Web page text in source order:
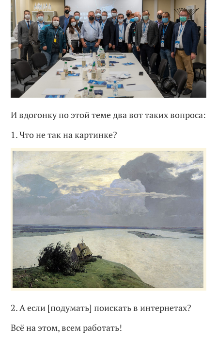
И вдогонку по этой теме два вот таких вопроса:
1. Что не так на картинке?
2. А если [подумать] поискать в интернетах?
Всё на этом, всем работать!